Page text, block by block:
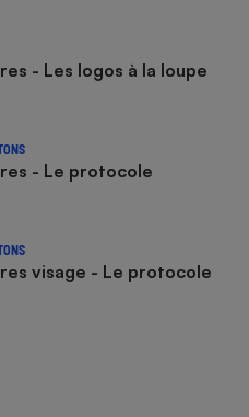
- Les logos à la loupe
- Le protocole
visage - Le protocole